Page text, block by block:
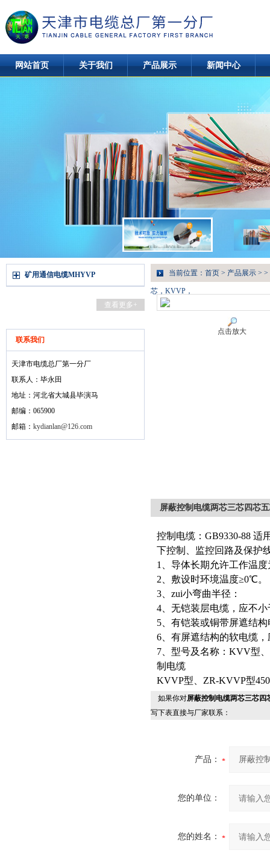
网站首页 关于我们 产品展示 新闻中心
矿用通信电缆MHYVP
查看更多+
联系我们
天津市电缆总厂第一分厂
联系人：毕永田
地址：河北省大城县毕演马
邮编：065900
邮箱： kydianlan@126.com
当前位置： 首页 > 产品展示 > >
芯，KVVP，
点击放大
屏蔽控制电缆两芯三芯四芯
控制电缆：GB9330-88
下控制、监控回路及保护
1、导体长期允许工作温
2、敷设时环境温度≥0℃。
3、zui小弯曲半径：
4、无铠装层电缆，应不
5、有铠装或铜带屏遮结
6、有屏遮结构的软电缆
7、型号及名称：KVV型
制电缆
KVVP型、ZR-KVVP型450
如果你对屏蔽控制电缆两芯三芯
写下表直接与厂家联系：
产品：
您的单位：
您的姓名：